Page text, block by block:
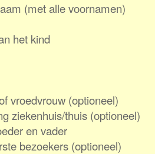
(met alle voornamen)
het kind
vroedvrouw (optioneel)
ziekenhuis/thuis (optioneel)
en vader
bezoekers (optioneel)